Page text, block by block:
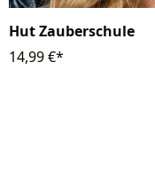
Hut Zauberschule
14,99 €*